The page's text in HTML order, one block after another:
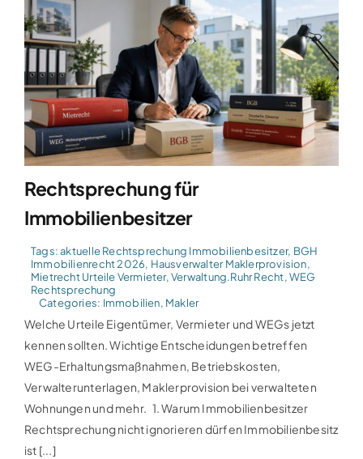
Rechtsprechung für
Immobilienbesitzer
Tags:aktuelle Rechtsprechung Immobilienbesitzer, BGH
Immobilienrecht 2026, Hausverwalter Maklerprovision,
Mietrecht Urteile Vermieter,Verwaltung.Ruhr Recht,WEG
Rechtsprechung
Categories: Immobilien, Makler
Welche Urteile Eigentümer, Vermieter und WEGs jetzt
kennen sollten. Wichtige Entscheidungen betreffen
WEG-Erhaltungsmaßnahmen, Betriebskosten,
Verwalterunterlagen, Maklerprovision bei verwalteten
Wohnungen und mehr. 1. Warum Immobilienbesitzer
Rechtsprechung nicht ignorieren dürfen Immobilienbesitz
ist [...]